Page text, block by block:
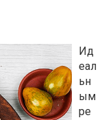
Ид
еал
ьн
ым
ре